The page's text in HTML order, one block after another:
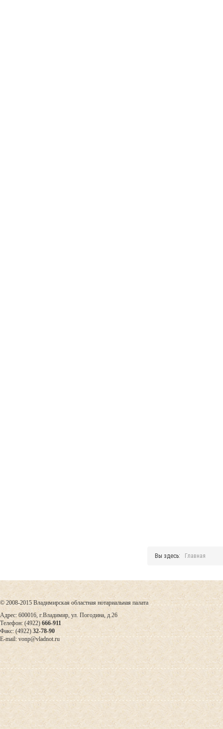
Вы здесь: Главная
© 2008-2015 Владимирская областная нотариальная палата
Адрес: 600016, г.Владимир, ул. Погодина, д.26
Телефон: (4922) 666-911
Факс: (4922)32-78-90
E-mail: vonp@vladnot.ru